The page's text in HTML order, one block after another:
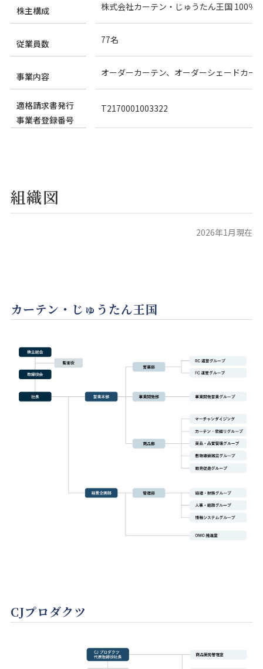
株主構成 株式会社カーテン・じゅうたん王国 100％
従業員数 77名
事業内容 オーダーカーテン、オーダーシェードカー
適格請求書発行
事業者登録番号
T2170001003322
組織図
2026年1月現在
カーテン・じゅうたん王国
CJプロダクツ